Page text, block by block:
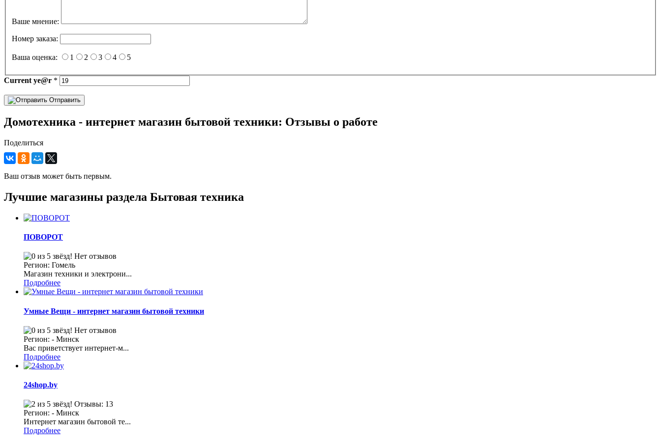
Ваше мнение:
Номер заказа:
Ваша оценка: 1 2 3 4 5
Current ye@r *
Отправить
Домотехника - интернет магазин бытовой техники: Отзывы о работе
Поделиться
Ваш отзыв может быть первым.
Лучшие магазины раздела Бытовая техника
ПОВОРОТ
Нет отзывов
Регион: Гомель
Магазин техники и электрони...
Подробнее
Умные Вещи - интернет магазин бытовой техники
Нет отзывов
Регион: - Минск
Вас приветствует интернет-м...
Подробнее
24shop.by
Отзывы: 13
Регион: - Минск
Интернет магазин бытовой те...
Подробнее